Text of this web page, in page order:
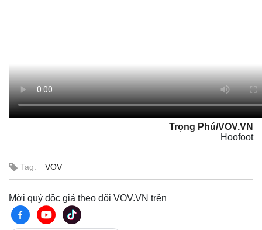
Trọng Phú/VOV.VN
Hoofoot
Tag: VOV
Mời quý độc giả theo dõi VOV.VN trên